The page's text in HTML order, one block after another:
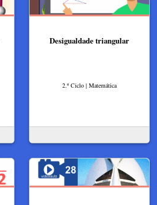
Desigualdade triangular
2.º Ciclo | Matemática